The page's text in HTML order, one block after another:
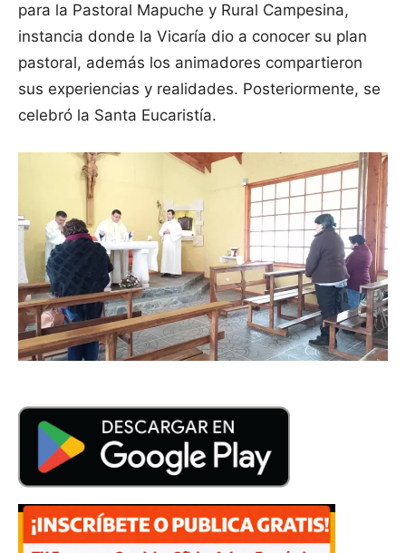
para la Pastoral Mapuche y Rural Campesina,
instancia donde la Vicaría dio a conocer su plan
pastoral, además los animadores compartieron
sus experiencias y realidades. Posteriormente, se
celebró la Santa Eucaristía.